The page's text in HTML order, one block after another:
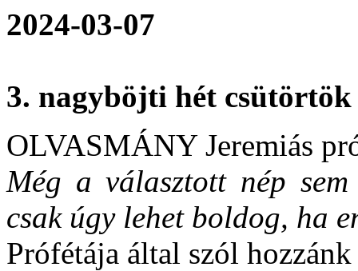
2024-03-07
3. nagyböjti hét csütörtök
OLVASMÁNY Jeremiás
Még a választott nép
csak úgy lehet boldog, ha
Prófétája által szól